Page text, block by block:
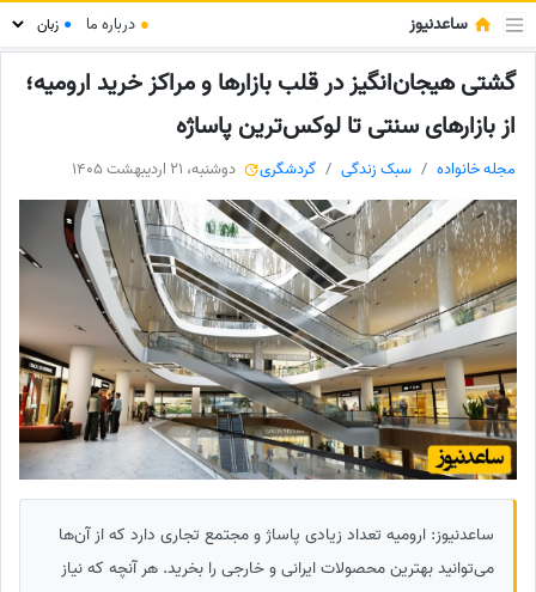
ساعدنیوز ● درباره ما ●
گشتی هیجان‌انگیز در قلب بازارها و مراکز خرید ارومیه؛
از بازارهای سنتی تا لوکس‌ترین پاساژه
مجله خانواده سبک زندگی گردشگری دوشنبه، 21 اردیبهشت 1405
ساعدنیوز: ارومیه تعداد زیادی پاساژ و مجتمع تجاری دارد که از آن‌ها
می‌توانید بهترین محصولات ایرانی و خارجی را بخرید. هر آنچه که نیاز